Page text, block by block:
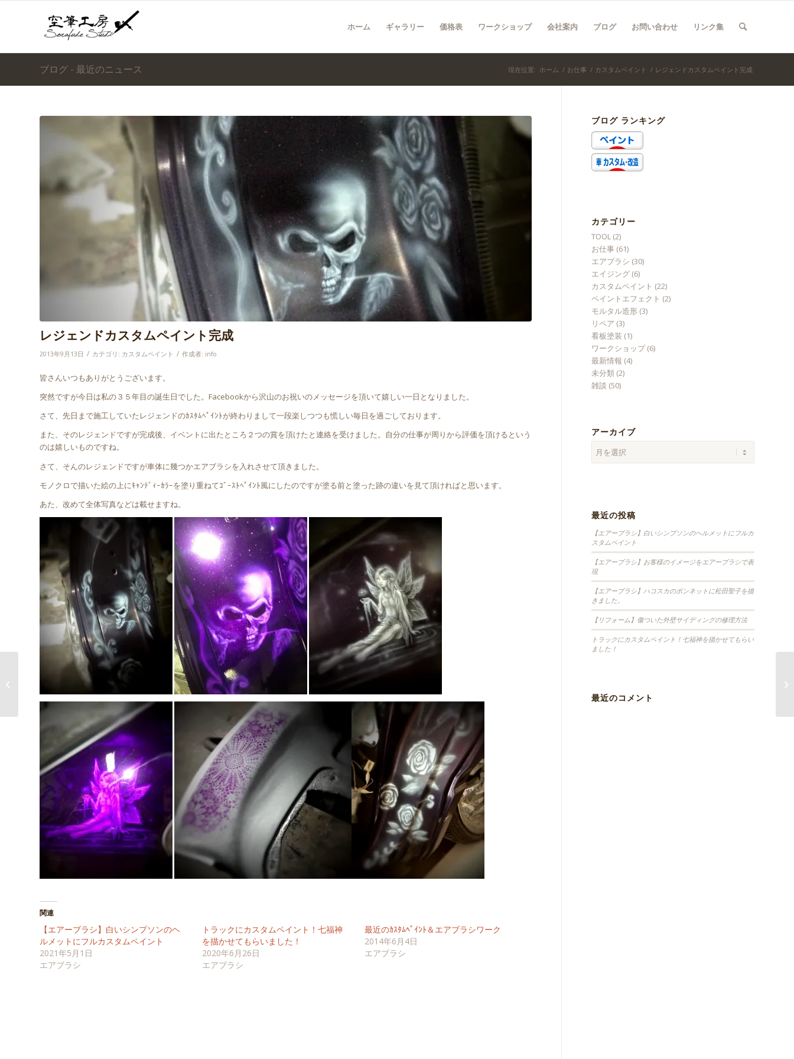
ホーム ギャラリー 価格表 ワークショップ 会社案内 ブログ お問い合わせ リンク集
ブログ - 最近のニュース 現在位置: ホーム / お仕事 / カスタムペイント / レジェンドカスタムペイント完成
レジェンドカスタムペイント完成
2013年9月13日 / カテゴリ: カスタムペイント / 作成者: info
皆さんいつもありがとうございます。
突然ですが今日は私の３５年目の誕生日でした。Facebookから沢山のお祝いのメッセージを頂いて嬉しい一日となりました。
さて、先日まで施工していたレジェンドのｶｽﾀﾑﾍﾟｲﾝﾄが終わりまして一段楽しつつも慌しい毎日を過ごしております。
また、そのレジェンドですが完成後、イベントに出たところ２つの賞を頂けたと連絡を受けました。自分の仕事が周りから評価を頂けるという
のは嬉しいものですね。
さて、そんのレジェンドですが車体に幾つかエアブラシを入れさせて頂きました。
モノクロで描いた絵の上にｷｬﾝﾃﾞｨｰｶﾗｰを塗り重ねてｺﾞｰｽﾄﾍﾟｲﾝﾄ風にしたのですが塗る前と塗った跡の違いを見て頂ければと思います。
あた、改めて全体写真などは載せますね。
関連
【エアーブラシ】白いシンプソンのヘ
ルメットにフルカスタムペイント
2021年5月1日
エアブラシ
トラックにカスタムペイント！七福神
を描かせてもらいました！
2020年6月26日
エアブラシ
最近のｶｽﾀﾑﾍﾟｲﾝﾄ＆エアブラシワーク
2014年6月4日
エアブラシ
ブログ ランキング
カテゴリー
TOOL (2)
お仕事 (61)
エアブラシ (30)
エイジング (6)
カスタムペイント (22)
ペイントエフェクト (2)
モルタル造形 (3)
リペア (3)
看板塗装 (1)
ワークショップ(6)
最新情報 (4)
未分類 (2)
雑談 (50)
アーカイブ
最近の投稿
【エアーブラシ】白いシンプソンのヘルメットにフルカ
スタムペイント
【エアーブラシ】お客様のイメージをエアーブラシで表
現
【エアーブラシ】ハコスカのボンネットに松田聖子を描
きました。
【リフォーム】傷ついた外壁サイディングの修理方法
トラックにカスタムペイント！七福神を描かせてもらい
ました！
最近のコメント
9月16.17の2日間ｴｱﾌﾞﾗｼ教室のご予約